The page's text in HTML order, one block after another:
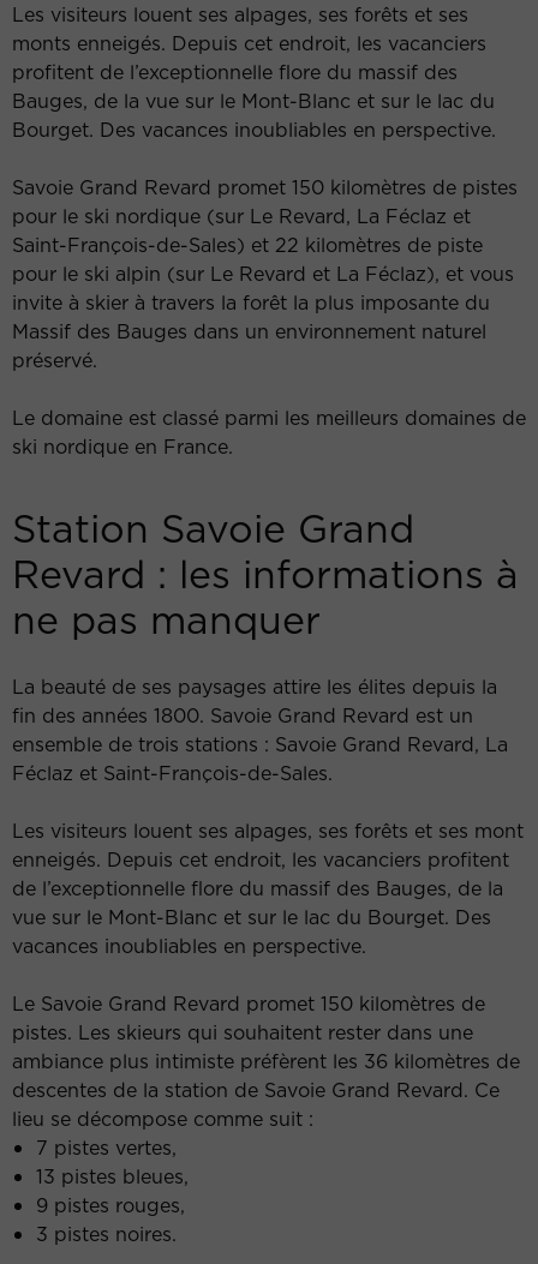
Les visiteurs louent ses alpages, ses forêts et ses
monts enneigés. Depuis cet endroit, les vacanciers
profitent de l’exceptionnelle flore du massif des
Bauges, de la vue sur le Mont-Blanc et sur le lac du
Bourget. Des vacances inoubliables en perspective.
Savoie Grand Revard promet 150 kilomètres de pistes
pour le ski nordique (sur Le Revard, La Féclaz et
Saint-François-de-Sales) et 22 kilomètres de piste
pour le ski alpin (sur Le Revard et La Féclaz), et vous
invite à skier à travers la forêt la plus imposante du
Massif des Bauges dans un environnement naturel
préservé.
Le domaine est classé parmi les meilleurs domaines de
ski nordique en France.
Station Savoie Grand
Revard : les informations à
ne pas manquer
La beauté de ses paysages attire les élites depuis la
fin des années 1800. Savoie Grand Revard est un
ensemble de trois stations : Savoie Grand Revard, La
Féclaz et Saint-François-de-Sales.
Les visiteurs louent ses alpages, ses forêts et ses mont
enneigés. Depuis cet endroit, les vacanciers profitent
de l’exceptionnelle flore du massif des Bauges, de la
vue sur le Mont-Blanc et sur le lac du Bourget. Des
vacances inoubliables en perspective.
Le Savoie Grand Revard promet 150 kilomètres de
pistes. Les skieurs qui souhaitent rester dans une
ambiance plus intimiste préfèrent les 36 kilomètres de
descentes de la station de Savoie Grand Revard. Ce
lieu se décompose comme suit :
7 pistes vertes,
13 pistes bleues,
9 pistes rouges,
3 pistes noires.